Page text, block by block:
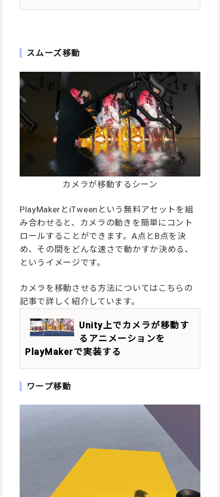
スムーズ移動
カメラが移動するシーン
PlayMakerとiTweenという無料アセットを組
み合わせると、カメラの動きを簡単にコント
ロールすることができます。A点とB点を決
め、その間をどんな速さで動かすか決める、
というイメージです。
カメラを移動させる方法についてはこちらの
記事で詳しく紹介しています。
Unity上でカメラが移動す
るアニメーションを
PlayMakerで実装する
ワープ移動